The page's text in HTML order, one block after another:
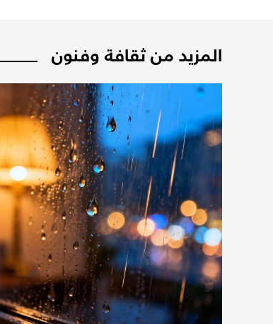
المزيد من ثقافة وفنون